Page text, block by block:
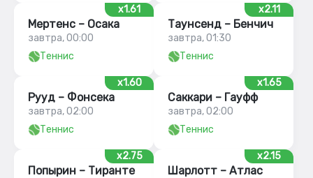
x1.61
Мертенс – Осака
завтра, 00:00
Теннис
x2.11
Таунсенд – Бенчич
завтра, 01:30
Теннис
x1.60
Рууд – Фонсека
завтра, 02:00
Теннис
x1.65
Саккари – Гауфф
завтра, 02:00
Теннис
x2.75
Попырин – Тиранте
x2.15
Шарлотт – Атлас